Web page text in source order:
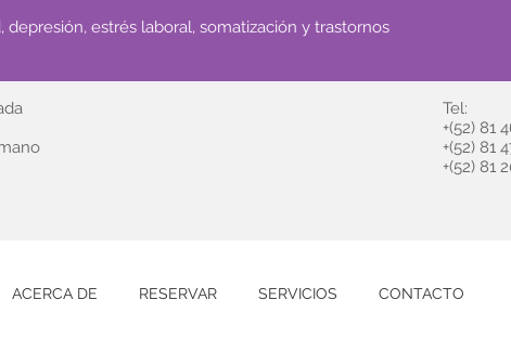
depresión, estrés laboral, somatización y trastornos
Tel:
+(52) 81
+(52) 81
+(52) 81
ACERCA DE RESERVAR SERVICIOS CONTACTO